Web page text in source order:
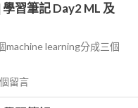
習筆記 Day2 ML 及
machine learning分成三個
個留言